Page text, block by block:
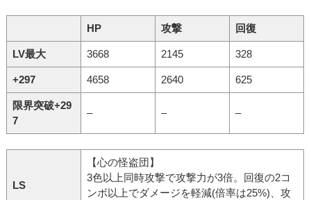
HP 攻撃 回復
LV最大 3668 2145 328
+297 4658 2640 625
限界突破+29
7
– – –
LS
【心の怪盗団】
3色以上同時攻撃で攻撃力が3倍。回復の2コ
ンボ以上でダメージを軽減(倍率は25%)、攻